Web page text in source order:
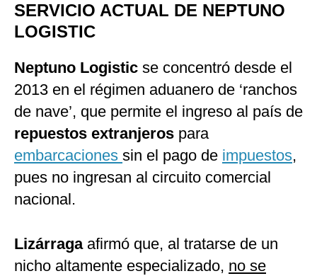
SERVICIO ACTUAL DE NEPTUNO
LOGISTIC
Neptuno Logistic se concentró desde el
2013 en el régimen aduanero de ‘ranchos
de nave’, que permite el ingreso al país de
repuestos extranjeros para
embarcaciones sin el pago de impuestos,
pues no ingresan al circuito comercial
nacional.
Lizárraga afirmó que, al tratarse de un
nicho altamente especializado, no se